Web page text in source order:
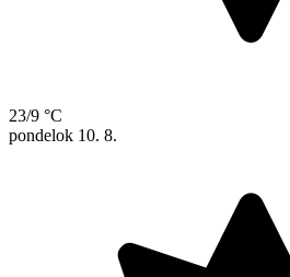
23/9 °C
pondelok 10. 8.